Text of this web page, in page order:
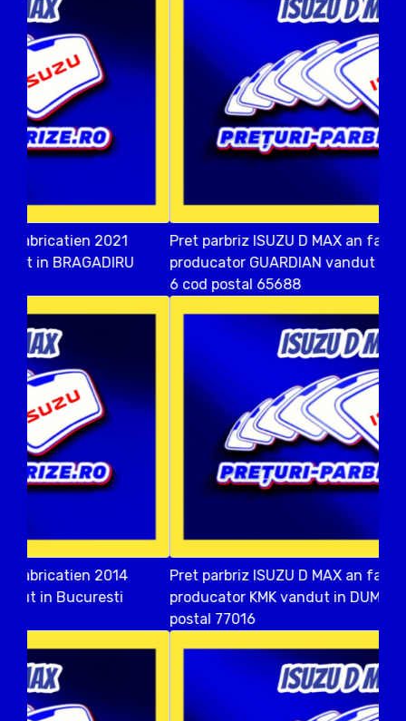
Pret parbriz ISUZU D MAX an fabricatien 2016
producator GUARDIAN vandut in Bucuresti SECTOR
Pret parbriz ISUZU D MAX an fabricatien 2018
producator KMK vandut in DUMBRAVENI ILFOV cod